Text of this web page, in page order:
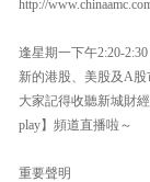
http://
逢星期一下午2:20-
新的港股、美股及A股
大家記得收聽新城財
play】頻道直播啦～
重要聲明